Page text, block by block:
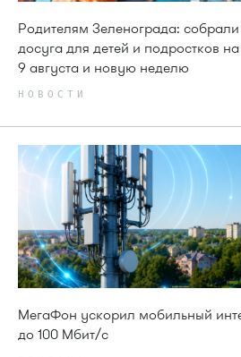
Родителям Зеленограда:
досуга для детей и подростков
9 августа и новую неделю
НОВОСТИ
МегаФон ускорил мобильный
до 100 Мбит/с